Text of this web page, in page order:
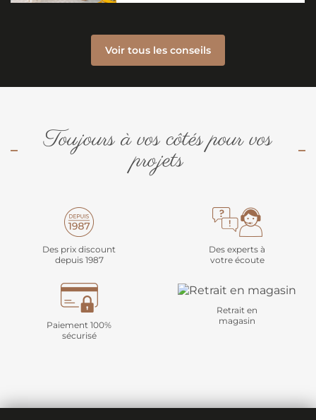
Voir tous les conseils
Toujours à vos côtés pour vos
projets
Des prix discount
depuis 1987
Des experts à
votre écoute
Paiement 100%
sécurisé
Retrait en
magasin